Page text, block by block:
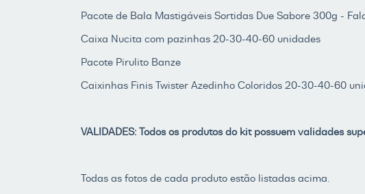
Pacote de Bala Mastigáveis Sortidas Due Sabore 300g -
Caixa Nucita com pazinhas 20-30-40-60 unidades
Pacote Pirulito Banze
Caixinhas Finis Twister Azedinho Coloridos 20-30-40-60
VALIDADES: Todos os produtos do kit possuem validades
Todas as fotos de cada produto estão listadas acima.